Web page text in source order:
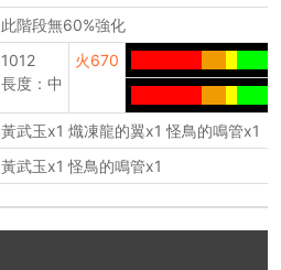
此階段無60%強化
1012
長度：中
火670
黃武玉x1 熾凍龍的翼x1 怪鳥的鳴管x1
黃武玉x1 怪鳥的鳴管x1